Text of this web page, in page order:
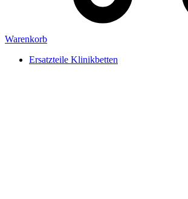
Warenkorb
Ersatzteile Klinikbetten